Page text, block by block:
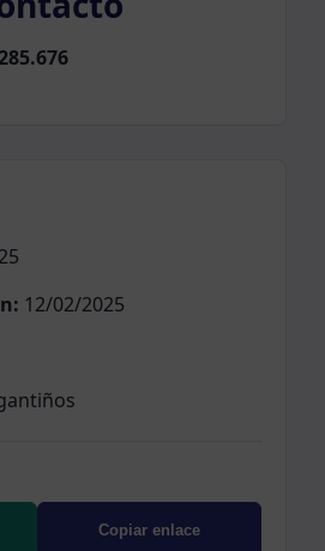
12/02/2025
Copiar enlace